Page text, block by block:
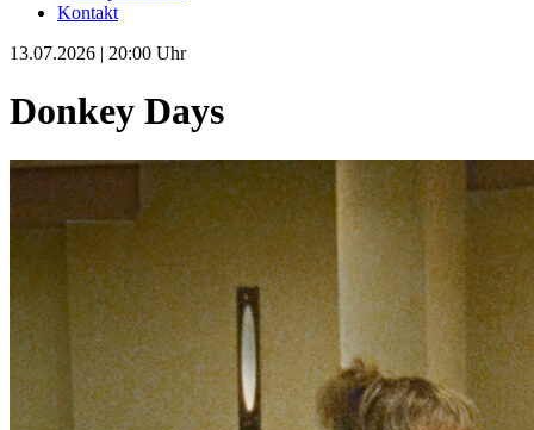
Kontakt
13.07.2026 | 20:00 Uhr
Donkey Days